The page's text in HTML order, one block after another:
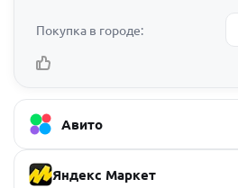
Покупка в городе:
Авито
Яндекс Маркет